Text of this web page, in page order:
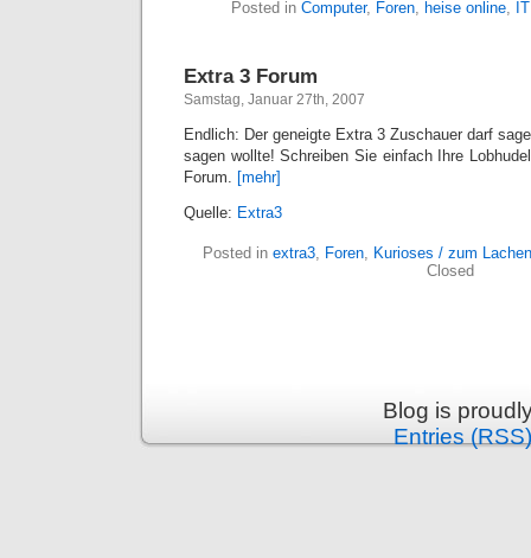
Posted in Computer, Foren, heise online, IT
Extra 3 Forum
Samstag, Januar 27th, 2007
Endlich: Der geneigte Extra 3 Zuschauer darf
sagen wollte! Schreiben Sie einfach Ihre
Forum. [mehr]
Quelle: Extra3
Posted in extra3, Foren, Kurioses / zum Lachen
Closed
Blog is
Entries (RSS)